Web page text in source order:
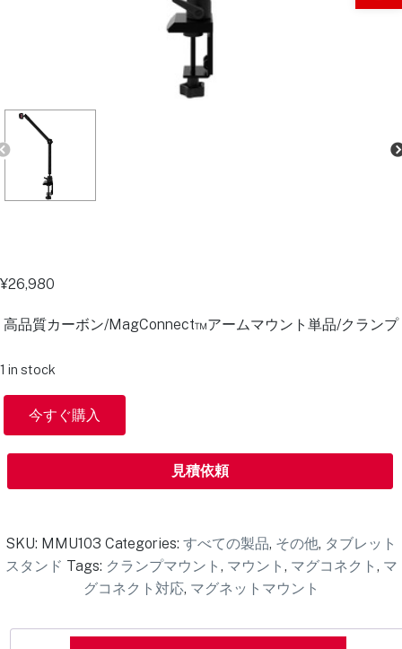
¥26,980
高品質カーボン/MagConnect™アームマウント単品/クランプ
1 in stock
今すぐ購入
見積依頼
SKU: MMU103 Categories: すべての製品, その他, タブレット
スタンド Tags: クランプマウント , マウント , マグコネクト , マ
グコネクト対応, マグネットマウント